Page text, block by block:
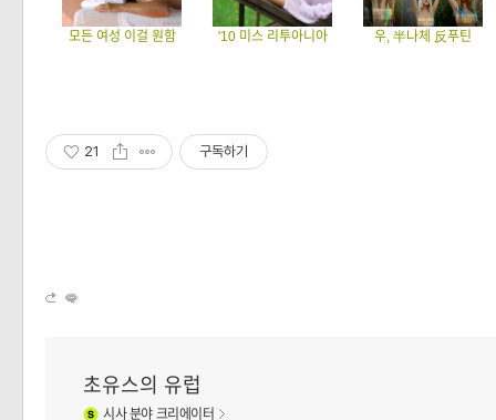
모든 여성 이걸 원함 '10 미스 리투아니아 우, 半나체 反푸틴
21 구독하기
초유스의 유럽
시사분야 크리에이터